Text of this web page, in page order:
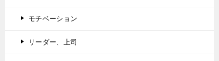
モチベーション
リーダー、上司